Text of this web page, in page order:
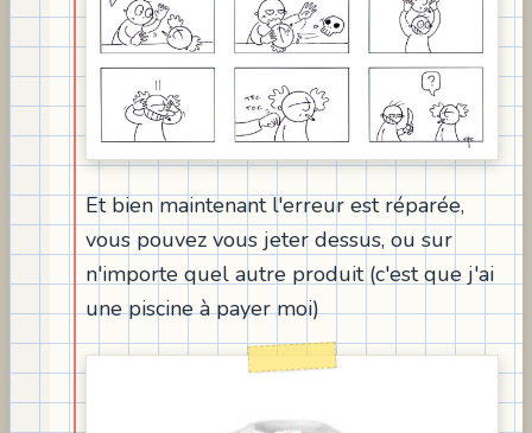
Et bien maintenant l'erreur est réparée,
vous pouvez vous jeter dessus, ou sur
n'importe quel autre produit (c'est que j'ai
une piscine à payer moi)